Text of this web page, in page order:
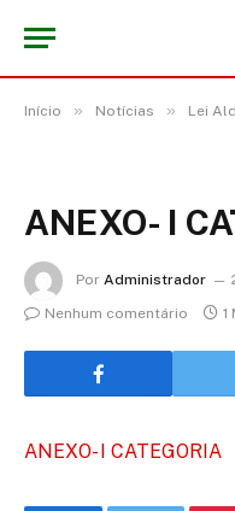
Início » Notícias » Lei
ANEXO- I
Por Administrador
Nenhum comentário
1
ANEXO- I CATEGORIA